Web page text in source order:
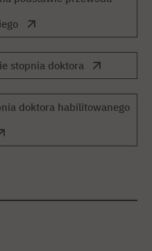
stopnia doktora
doktora habilitowanego